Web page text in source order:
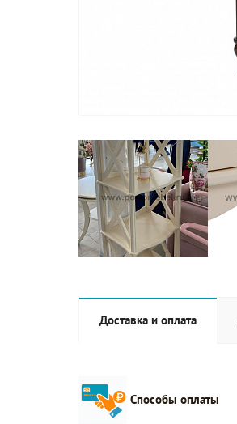
Доставка и оплата
Способы оплаты